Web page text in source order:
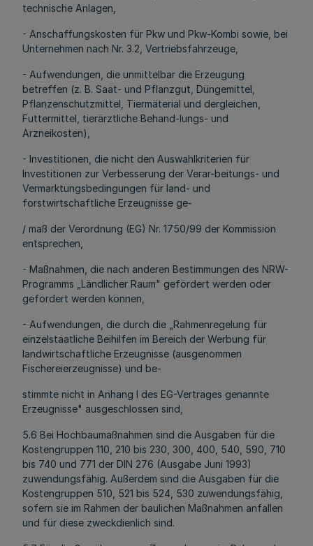
technische Anlagen,
- Anschaffungskosten für Pkw und Pkw-Kombi sowie, bei
Unternehmen nach Nr. 3.2, Vertriebsfahrzeuge,
- Aufwendungen, die unmittelbar die Erzeugung
betreffen (z. B. Saat- und Pflanzgut, Düngemittel,
Pflanzenschutzmittel, Tiermäterial und dergleichen,
Futtermittel, tierärztliche Behand-lungs- und
Arzneikosten),
- Investitionen, die nicht den Auswahlkriterien für
Investitionen zur Verbesserung der Verar-beitungs- und
Vermarktungsbedingungen für land- und
forstwirtschaftliche Erzeugnisse ge-
/ maß der Verordnung (EG) Nr. 1750/99 der Kommission
entsprechen,
- Maßnahmen, die nach anderen Bestimmungen des NRW-
Programms „Ländlicher Raum" gefördert werden oder
gefördert werden können,
- Aufwendungen, die durch die „Rahmenregelung für
einzelstaatliche Beihilfen im Bereich der Werbung für
landwirtschaftliche Erzeugnisse (ausgenommen
Fischereierzeugnisse) und be-
stimmte nicht in Anhang I des EG-Vertrages genannte
Erzeugnisse" ausgeschlossen sind,
5.6 Bei Hochbaumaßnahmen sind die Ausgaben für die
Kostengruppen 110, 210 bis 230, 300, 400, 540, 590, 710
bis 740 und 771 der DIN 276 (Ausgabe Juni 1993)
zuwendungsfähig. Außerdem sind die Ausgaben für die
Kostengruppen 510, 521 bis 524, 530 zuwendungsfähig,
sofern sie im Rahmen der baulichen Maßnahmen anfallen
und für diese zweckdienlich sind.